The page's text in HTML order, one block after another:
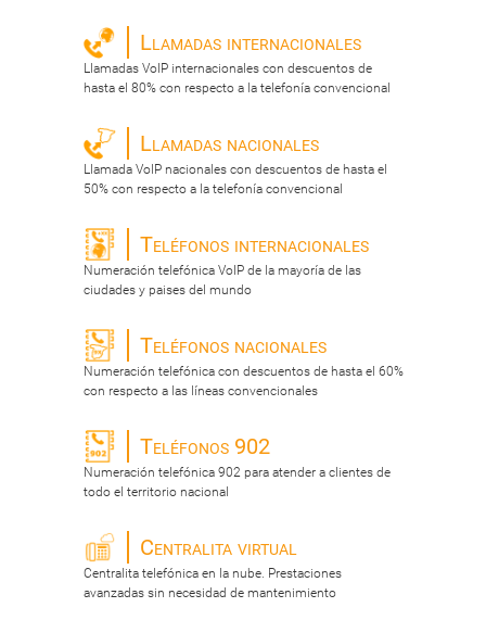
Llamadas internacionales
Llamadas VoIP internacionales con descuentos de
hasta el 80% con respecto a la telefonía convencional
Llamadas nacionales
Llamada VoIP nacionales con descuentos de hasta el
50% con respecto a la telefonía convencional
Teléfonos internacionales
Numeración telefónica VoIP de la mayoría de las
ciudades y paises del mundo
Teléfonos nacionales
Numeración telefónica con descuentos de hasta el 60%
con respecto a las líneas convencionales
Teléfonos 902
Numeración telefónica 902 para atender a clientes de
todo el territorio nacional
Centralita virtual
Centralita telefónica en la nube. Prestaciones
avanzadas sin necesidad de mantenimiento